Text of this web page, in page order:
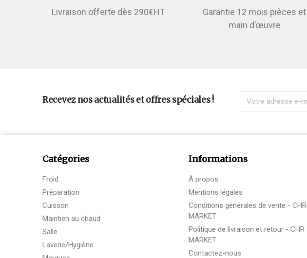
Livraison offerte dès 290€HT
Garantie 12 mois pièces et
main d’œuvre
Recevez nos actualités et offres spéciales !
Catégories
Froid
Préparation
Cuisson
Maintien au chaud
Salle
Laverie/Hygiène
Informations
À propos
Mentions légales
Conditions générales de vente - CHR
MARKET
Politique de livraison et retour - CHR
MARKET
Contactez-nous